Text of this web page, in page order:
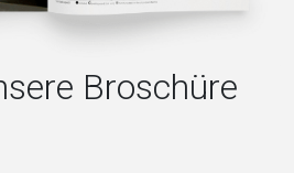
Broschüre